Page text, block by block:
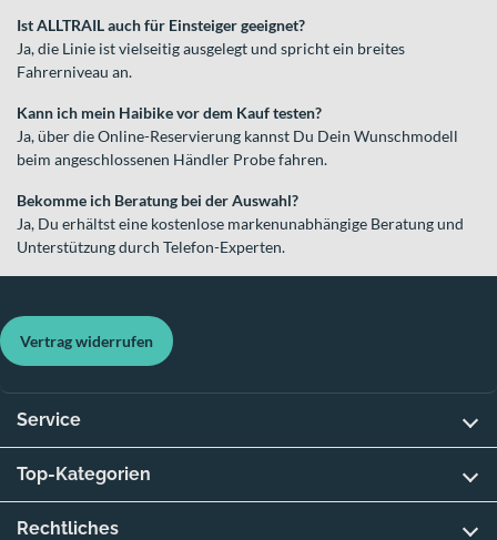
Ist ALLTRAIL auch für Einsteiger geeignet?
Ja, die Linie ist vielseitig ausgelegt und spricht ein breites
Fahrerniveau an.
Kann ich mein Haibike vor dem Kauf testen?
Ja, über die Online-Reservierung kannst Du Dein Wunschmodell
beim angeschlossenen Händler Probe fahren.
Bekomme ich Beratung bei der Auswahl?
Ja, Du erhältst eine kostenlose markenunabhängige Beratung und
Unterstützung durch Telefon-Experten.
Vertrag widerrufen
Service
Top-Kategorien
Rechtliches